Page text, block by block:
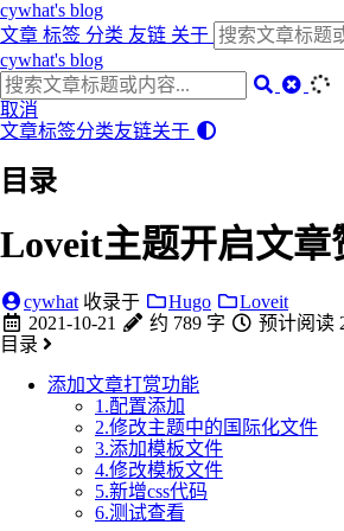
cywhat's blog
文章 标签 分类 友链 关于
cywhat's blog
取消
文章标签分类友链关于
目录
Loveit主题开启文章
cywhat 收录于 Hugo
Loveit
2021-10-21
约 789 字 预计阅读
目录
添加文章打赏功能
1.配置添加
2.修改主题中的国际化文件
3.添加模板文件
4.修改模板文件
5.新增css代码
6.测试查看